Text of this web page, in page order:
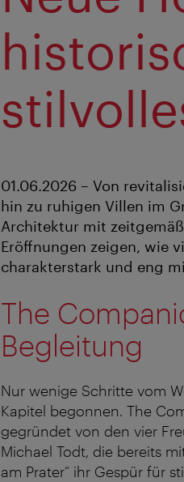
01.06.2026 – Von
hin zu ruhigen Villen im
Architektur mit
Eröffnungen zeigen, wie
charakterstark und eng
The
Begleitung
Nur wenige Schritte vom
Kapitel begonnen. The
gegründet von den vier
Michael Todt, die bereits
am Prater“ ihr Gespür für